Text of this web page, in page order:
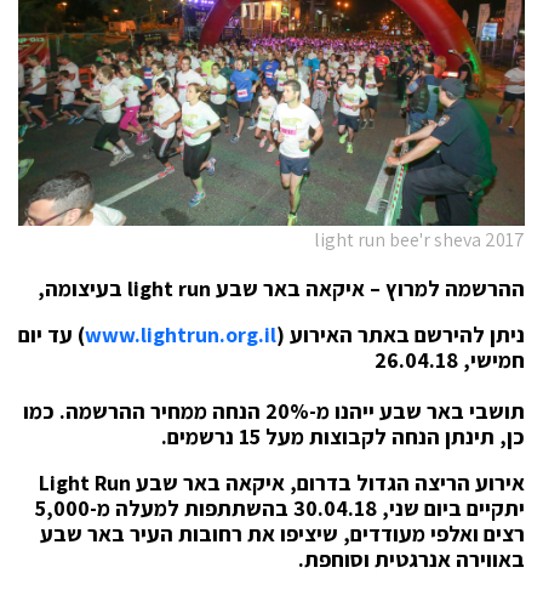
light run bee'r sheva 2017
ההרשמה למרוץ – איקאה באר שבע light runבעיצומה,
ניתן להירשם באתר האירוע (www.lightrun.org.il) עד יום
חמישי, 26.04.18
תושבי באר שבע ייהנו מ-20% הנחה ממחיר ההרשמה. כמו
כן, תינתן הנחה לקבוצות מעל 15 נרשמים.
אירוע הריצה הגדול בדרום, איקאה באר שבע Light Run
יתקיים ביום שני, 30.04.18 בהשתתפות למעלה מ-5,000
רצים ואלפי מעודדים, שיציפו את רחובות העיר באר שבע
באווירה אנרגטית וסוחפת.